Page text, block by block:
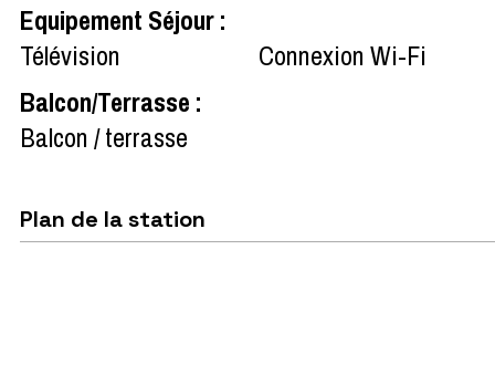
Equipement Séjour:
Télévision
Connexion Wi-Fi
Balcon/Terrasse :
Balcon / terrasse
Plan de la station